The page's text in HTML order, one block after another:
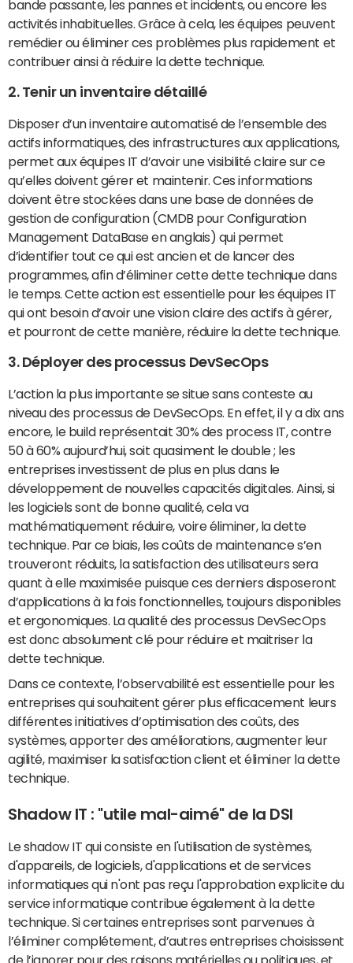
bande passante, les pannes et incidents, ou encore les
activités inhabituelles. Grâce à cela, les équipes peuvent
remédier ou éliminer ces problèmes plus rapidement et
contribuer ainsi à réduire la dette technique.
2. Tenir un inventaire détaillé
Disposer d’un inventaire automatisé de l’ensemble des
actifs informatiques, des infrastructures aux applications,
permet aux équipes IT d’avoir une visibilité claire sur ce
qu’elles doivent gérer et maintenir. Ces informations
doivent être stockées dans une base de données de
gestion de configuration (CMDB pour Configuration
Management DataBase en anglais) qui permet
d’identifier tout ce qui est ancien et de lancer des
programmes, afin d’éliminer cette dette technique dans
le temps. Cette action est essentielle pour les équipes IT
qui ont besoin d’avoir une vision claire des actifs à gérer,
et pourront de cette manière, réduire la dette technique.
3. Déployer des processus DevSecOps
L’action la plus importante se situe sans conteste au
niveau des processus de DevSecOps. En effet, il y a dix ans
encore, le build représentait 30% des process IT, contre
50 à 60% aujourd’hui, soit quasiment le double ; les
entreprises investissent de plus en plus dans le
développement de nouvelles capacités digitales. Ainsi, si
les logiciels sont de bonne qualité, cela va
mathématiquement réduire, voire éliminer, la dette
technique. Par ce biais, les coûts de maintenance s’en
trouveront réduits, la satisfaction des utilisateurs sera
quant à elle maximisée puisque ces derniers disposeront
d’applications à la fois fonctionnelles, toujours disponibles
et ergonomiques. La qualité des processus DevSecOps
est donc absolument clé pour réduire et maitriser la
dette technique.
Dans ce contexte, l’observabilité est essentielle pour les
entreprises qui souhaitent gérer plus efficacement leurs
différentes initiatives d’optimisation des coûts, des
systèmes, apporter des améliorations, augmenter leur
agilité, maximiser la satisfaction client et éliminer la dette
technique.
Shadow IT : "utile mal-aimé" de la DSI
Le shadow IT qui consiste en l'utilisation de systèmes,
d'appareils, de logiciels, d'applications et de services
informatiques qui n'ont pas reçu l'approbation explicite du
service informatique contribue également à la dette
technique. Si certaines entreprises sont parvenues à
l’éliminer complétement, d’autres entreprises choisissent
de l’ignorer pour des raisons matérielles ou politiques, et